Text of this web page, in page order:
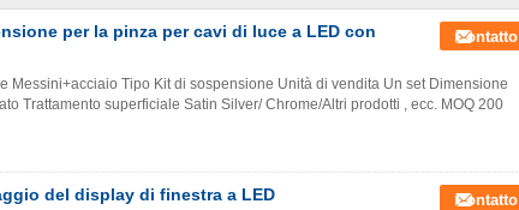
per la pinza per cavi di luce a LED con
Contatto
Messini+acciaio Tipo Kit di sospensione Unità di vendita Un set Dimensione
Trattamento superficiale Satin Silver/ Chrome/Altri prodotti , ecc. MOQ 200
del display di finestra a LED Contatto